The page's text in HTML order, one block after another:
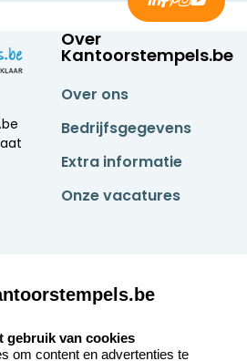
Over
Kantoorstempels.be
Over ons
Bedrijfsgegevens
Extra informatie
Onze vacatures
gebruik van cookies
om content en advertenties te